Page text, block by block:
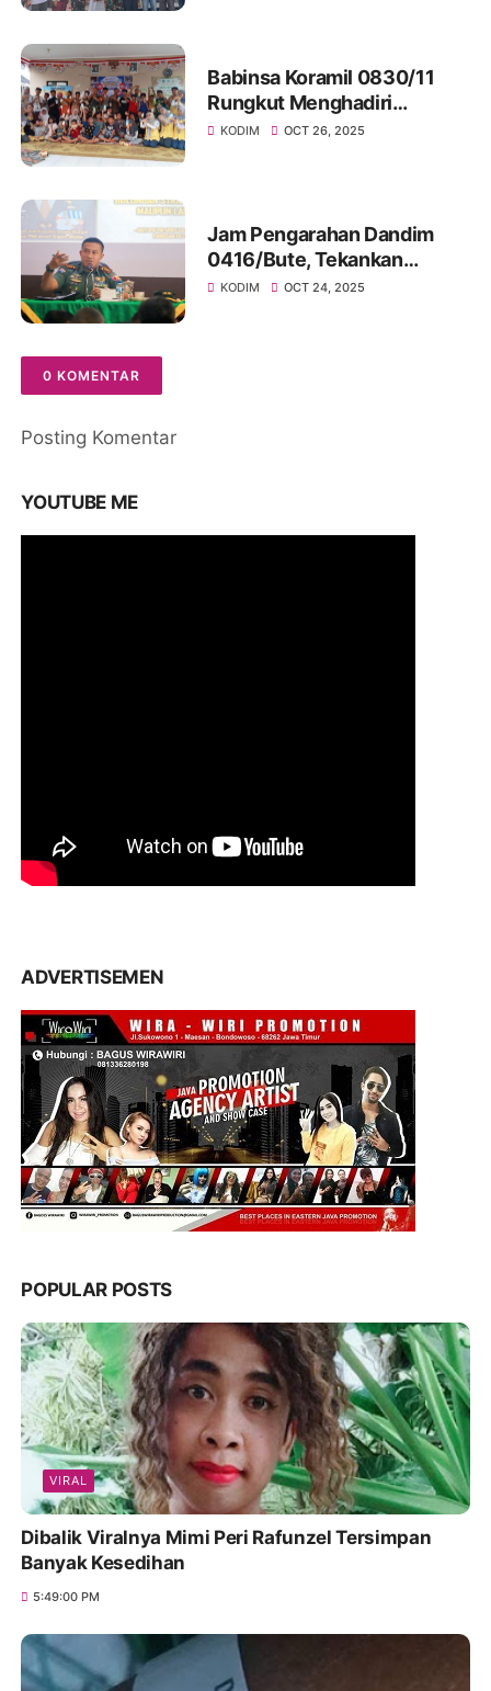
Babinsa Koramil 0830/11
Rungkut Menghadiri
Sosialisasi Wepose,
KODIM OCT 26, 2025
Jam Pengarahan Dandim
0416/Bute, Tekankan
Profesionalisme, Rasa
KODIM OCT 24, 2025
0 KOMENTAR
Posting Komentar
YOUTUBE ME
ADVERTISEMEN
POPULAR POSTS
VIRAL
Dibalik Viralnya Mimi Peri Rafunzel Tersimpan
Banyak Kesedihan
5:49:00 PM